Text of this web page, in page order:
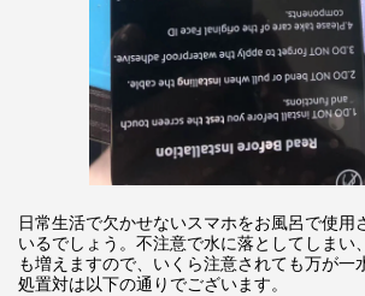
日常生活で欠かせないスマホをお風呂で使用
いるでしょう。不注意で水に落としてしまい
も増えますので、いくら注意されても万が一
処置対は以下の通りでございます。